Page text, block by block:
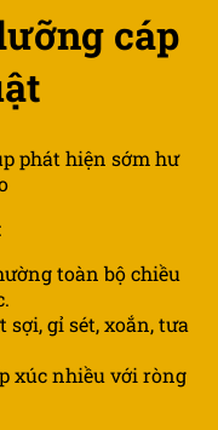
cáp
phát hiện sớm hư
toàn bộ chiều
gỉ sét, xoắn, tưa
xúc nhiều với ròng